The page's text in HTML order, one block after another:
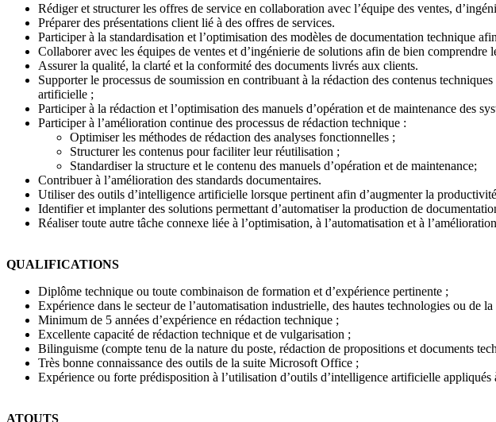
Rédiger et structurer les offres de service en collaboration avec l’équipe des ventes,
Préparer des présentations client lié à des offres de services.
Participer à la standardisation et l’optimisation des modèles de documentation technique
Collaborer avec les équipes de ventes et d’ingénierie de solutions afin de bien comprendre
Assurer la qualité, la clarté et la conformité des documents livrés aux clients.
Supporter le processus de soumission en contribuant à la rédaction des contenus
artificielle ;
Participer à la rédaction et l’optimisation des manuels d’opération et de maintenance des
Participer à l’amélioration continue des processus de rédaction technique :
Optimiser les méthodes de rédaction des analyses fonctionnelles ;
Structurer les contenus pour faciliter leur réutilisation ;
Standardiser la structure et le contenu des manuels d’opération et de maintenance;
Contribuer à l’amélioration des standards documentaires.
Utiliser des outils d’intelligence artificielle lorsque pertinent afin d’augmenter la
Identifier et implanter des solutions permettant d’automatiser la production de
Réaliser toute autre tâche connexe liée à l’optimisation, à l’automatisation et à
QUALIFICATIONS
Diplôme technique ou toute combinaison de formation et d’expérience pertinente ;
Expérience dans le secteur de l’automatisation industrielle, des hautes technologies ou de
Minimum de 5 années d’expérience en rédaction technique ;
Excellente capacité de rédaction technique et de vulgarisation ;
Bilinguisme (compte tenu de la nature du poste, rédaction de propositions et documents
Très bonne connaissance des outils de la suite Microsoft Office ;
Expérience ou forte prédisposition à l’utilisation d’outils d’intelligence artificielle appliqués
ATOUTS